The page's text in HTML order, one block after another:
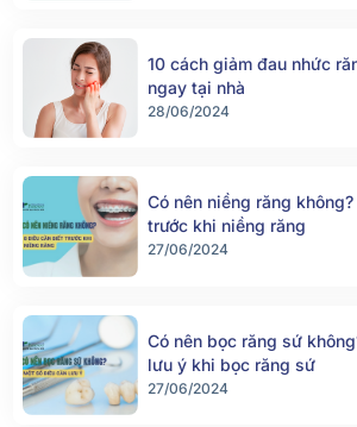
10 cách giảm đau nhức
ngay tại nhà
28/06/2024
Có nên niềng răng
trước khi niềng răng
27/06/2024
Có nên bọc răng sứ
lưu ý khi bọc răng sứ
27/06/2024